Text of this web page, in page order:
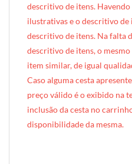
descritivo de itens.
ilustrativas e o descritivo de
descritivo de itens. Na falta
descritivo de itens, o
item similar, de igual
Caso alguma cesta
preço válido é o exibido na
inclusão da cesta no
disponibilidade da mesma.